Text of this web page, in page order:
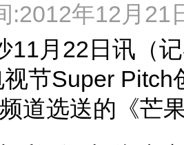
:2012年12月21
月22日讯（记
节Super
道选送的《芒